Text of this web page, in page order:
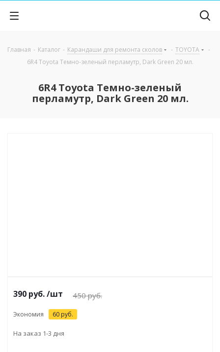
Главная - Каталог - Карандаши для ремонта сколов - TOYOTA
-
6R4 Toyota Темно-зеленый перламутр, Dark Green 20 мл.
6R4 Toyota Темно-зеленый
перламутр, Dark Green 20 мл.
390 руб./шт 450руб.
Экономия 60 руб.
На заказ 1-3 дня